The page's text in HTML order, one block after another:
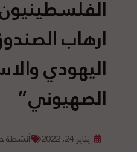
ارهاب
اليهودي
الصهيوني”
يناير 24, 2022 أنشطة